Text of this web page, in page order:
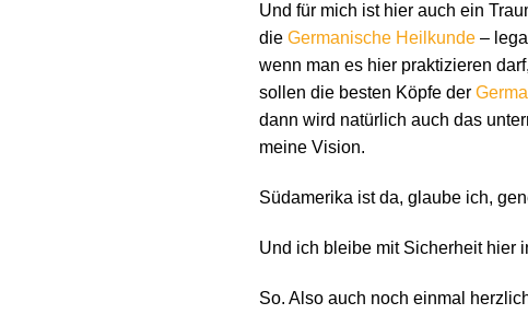
Und für mich ist hier auch ein
die Germanische Heilkunde –
wenn man es hier praktizieren
sollen die besten Köpfe der
dann wird natürlich auch das
meine Vision.
Südamerika ist da, glaube ich,
Und ich bleibe mit Sicherheit hier
So. Also auch noch einmal